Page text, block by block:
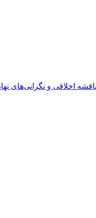
اخلاقی و نگرانی‌های